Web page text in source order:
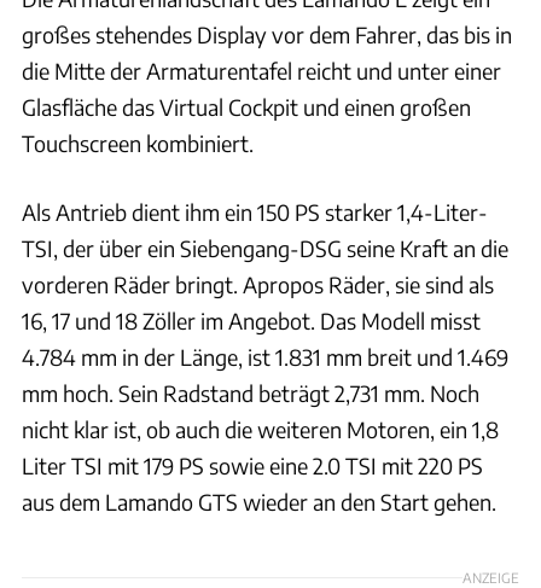
großes stehendes Display vor dem Fahrer, das bis in
die Mitte der Armaturentafel reicht und unter einer
Glasfläche das Virtual Cockpit und einen großen
Touchscreen kombiniert.
Als Antrieb dient ihm ein 150 PS starker 1,4-Liter-
TSI, der über ein Siebengang-DSG seine Kraft an die
vorderen Räder bringt. Apropos Räder, sie sind als
16, 17 und 18 Zöller im Angebot. Das Modell misst
4.784 mm in der Länge, ist 1.831 mm breit und 1.469
mm hoch. Sein Radstand beträgt 2,731 mm. Noch
nicht klar ist, ob auch die weiteren Motoren, ein 1,8
Liter TSI mit 179 PS sowie eine 2.0 TSI mit 220 PS
aus dem Lamando GTS wieder an den Start gehen.
ANZEIGE